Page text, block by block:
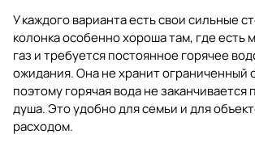
У каждого варианта есть свои сильные
колонка особенно хороша там, где есть
газ и требуется постоянное горячее
ожидания. Она не хранит ограниченный
поэтому горячая вода не заканчивается
душа. Это удобно для семьи и для
расходом.